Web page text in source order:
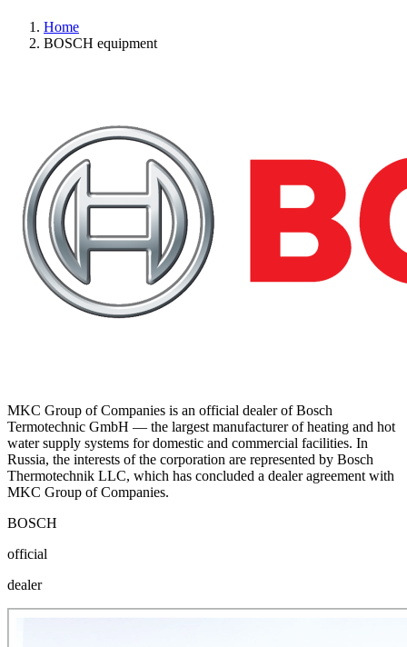
Home
BOSCH equipment
MKC Group of Companies is an official dealer of Bosch
Termotechnic GmbH — the largest manufacturer of heating and hot
water supply systems for domestic and commercial facilities. In
Russia, the interests of the corporation are represented by Bosch
Thermotechnik LLC, which has concluded a dealer agreement with
MKC Group of Companies.
BOSCH
official
dealer